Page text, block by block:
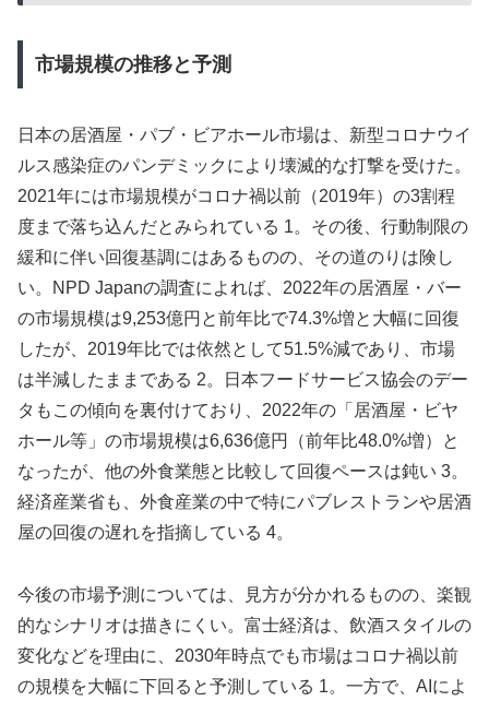
市場規模の推移と予測
日本の居酒屋・パブ・ビアホール市場は、新型コロナウイ
ルス感染症のパンデミックにより壊滅的な打撃を受けた。
2021年には市場規模がコロナ禍以前（2019年）の3割程
度まで落ち込んだとみられている 1。その後、行動制限の
緩和に伴い回復基調にはあるものの、その道のりは険し
い。NPD Japanの調査によれば、2022年の居酒屋・バー
の市場規模は9,253億円と前年比で74.3%増と大幅に回復
したが、2019年比では依然として51.5%減であり、市場
は半減したままである 2。日本フードサービス協会のデー
タもこの傾向を裏付けており、2022年の「居酒屋・ビヤ
ホール等」の市場規模は6,636億円（前年比48.0%増）と
なったが、他の外食業態と比較して回復ペースは鈍い 3。
経済産業省も、外食産業の中で特にパブレストランや居酒
屋の回復の遅れを指摘している 4。
今後の市場予測については、見方が分かれるものの、楽観
的なシナリオは描きにくい。富士経済は、飲酒スタイルの
変化などを理由に、2030年時点でも市場はコロナ禍以前
の規模を大幅に下回ると予測している 1。一方で、AIによ